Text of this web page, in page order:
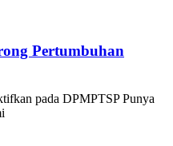
Pertumbuhan
pada DPMPTSP Punya